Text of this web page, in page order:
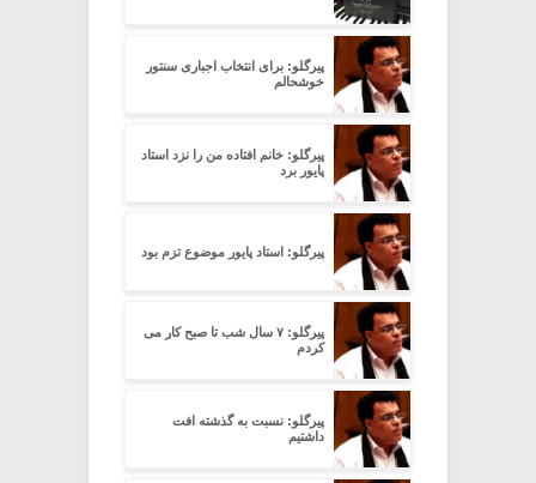
پیرگلو: برای انتخاب اجباری سنتور
خوشحالم
پیرگلو: خانم افتاده من را نزد استاد
پایور برد
پیرگلو: استاد پایور موضوع تزم بود
پیرگلو: ۷ سال شب تا صبح کار می
کردم
پیرگلو: نسبت به گذشته افت
داشتیم